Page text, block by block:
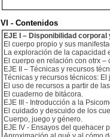
VI - Contenidos
EJE I – Disponibilidad
El cuerpo propio y sus
La exploración de la capacidad
El cuerpo en relación con otrx
EJE II – Técnicas y recursos
Técnicas y recursos técnicos:
El uso de recursos a partir de
El cuaderno de bitácora.
EJE III - Introducción a la
El cuidado y descuido de los
Cuerpo, juego y género.
EJE IV - Ensayos del quehacer